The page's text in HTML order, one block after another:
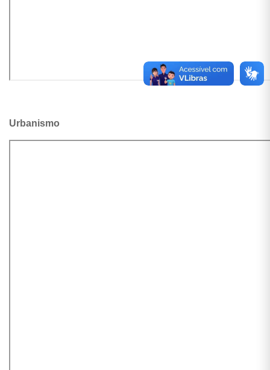
Urbanismo